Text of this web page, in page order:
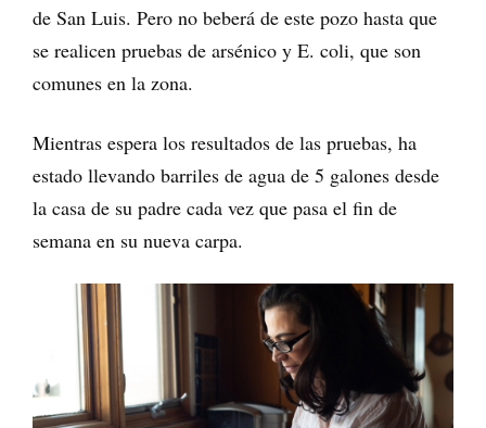
de San Luis. Pero no beberá de este pozo hasta que
se realicen pruebas de arsénico y E. coli, que son
comunes en la zona.
Mientras espera los resultados de las pruebas, ha
estado llevando barriles de agua de 5 galones desde
la casa de su padre cada vez que pasa el fin de
semana en su nueva carpa.